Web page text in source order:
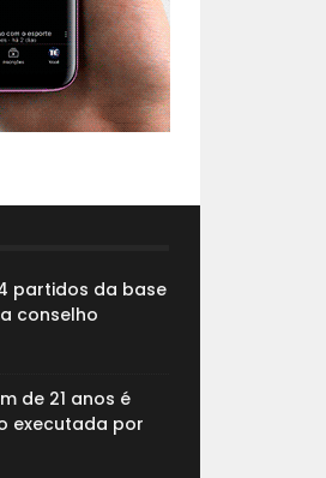
partidos da base
conselho
de 21 anos é
executada por